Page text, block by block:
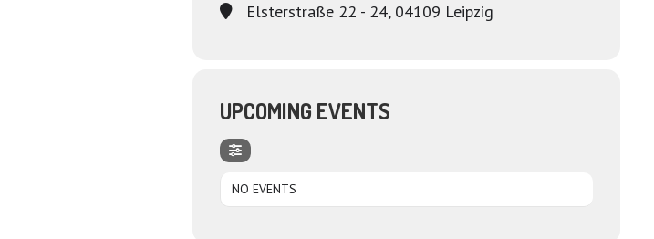
Elsterstraße 22 - 24, 04109 Leipzig
UPCOMING EVENTS
NO EVENTS